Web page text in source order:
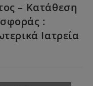
– Κατάθεση
:
Ιατρεία